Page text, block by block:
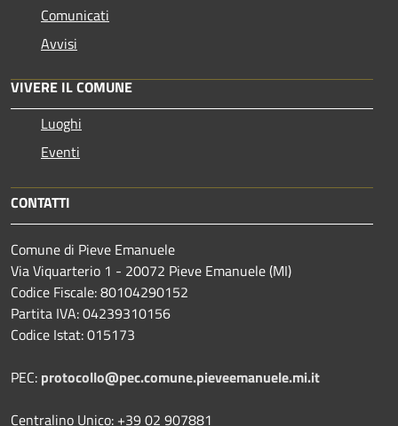
Comunicati
Avvisi
VIVERE IL COMUNE
Luoghi
Eventi
CONTATTI
Comune di Pieve Emanuele
Via Viquarterio 1 - 20072 Pieve Emanuele (MI)
Codice Fiscale: 80104290152
Partita IVA: 04239310156
Codice Istat: 015173
PEC: protocollo@pec.comune.pieveemanuele.mi.it
Centralino Unico: +39 02 907881